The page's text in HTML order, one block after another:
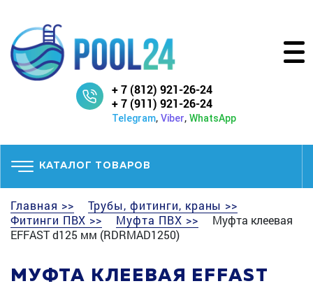
+ 7 (812) 921-26-24
+ 7 (911) 921-26-24
Telegram, Viber, WhatsApp
КАТАЛОГ ТОВАРОВ
Главная >>
Трубы, фитинги, краны >>
Фитинги ПВХ >>
Муфта ПВХ >>
Муфта клеевая
EFFAST d125 мм (RDRMAD1250)
МУФТА КЛЕЕВАЯ EFFAST